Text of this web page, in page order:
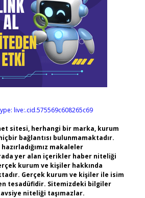
live:.cid.575569c608265c69
sitesi, herhangi bir marka, kurum
bağlantısı bulunmamaktadır.
makaleler
yer alan içerikler haber niteliği
kurum ve kişiler hakkında
Gerçek kurum ve kişiler ile isim
tesadüfidir. Sitemizdeki bilgiler
niteliği taşımazlar.